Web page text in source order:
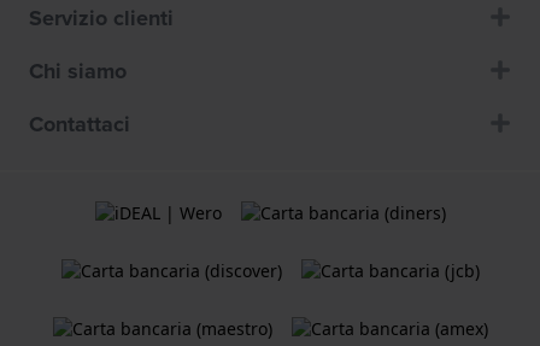
Servizio clienti
Chi siamo
Contattaci